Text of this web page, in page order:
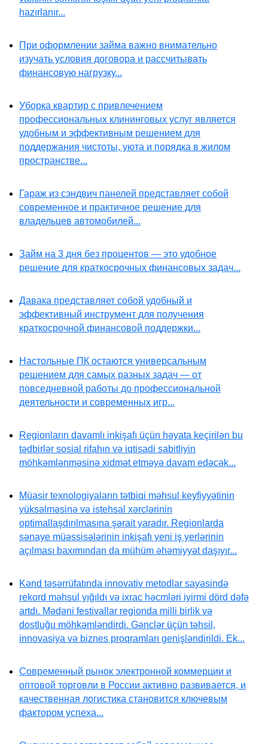
hazırlanır...
При оформлении займа важно внимательно
изучать условия договора и рассчитывать
финансовую нагрузку...
Уборка квартир с привлечением
профессиональных клининговых услуг является
удобным и эффективным решением для
поддержания чистоты, уюта и порядка в жилом
пространстве...
Гараж из сэндвич панелей представляет собой
современное и практичное решение для
владельцев автомобилей...
Займ на 3 дня без процентов — это удобное
решение для краткосрочных финансовых задач...
Давака представляет собой удобный и
эффективный инструмент для получения
краткосрочной финансовой поддержки...
Настольные ПК остаются универсальным
решением для самых разных задач — от
повседневной работы до профессиональной
деятельности и современных игр...
Regionların davamlı inkişafı üçün həyata keçirilən bu
tədbirlər sosial rifahın və iqtisadi sabitliyin
möhkəmlənməsinə xidmət etməyə davam edəcək...
Müasir texnologiyaların tətbiqi məhsul keyfiyyətinin
yüksəlməsinə və istehsal xərclərinin
optimallaşdırılmasına şərait yaradır. Regionlarda
sənaye müəssisələrinin inkişafı yeni iş yerlərinin
açılması baxımından da mühüm əhəmiyyət daşıyır...
Kənd təsərrüfatında innovativ metodlar sayəsində
rekord məhsul yığıldı və ixrac həcmləri iyirmi dörd dəfə
artdı. Mədəni festivallar regionda milli birlik və
dostluğu möhkəmləndirdi. Gənclər üçün təhsil,
innovasiya və biznes proqramları genişləndirildi. Ek...
Современный рынок электронной коммерции и
оптовой торговли в России активно развивается, и
качественная логистика становится ключевым
фактором успеха...